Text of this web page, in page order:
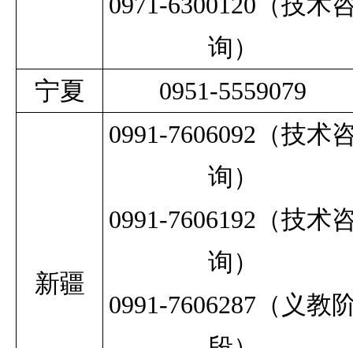
询）
宁夏
0951-5559079
新疆
0991-7606092（技术
询）
0991-7606192（技术
询）
0991-7606287（义教